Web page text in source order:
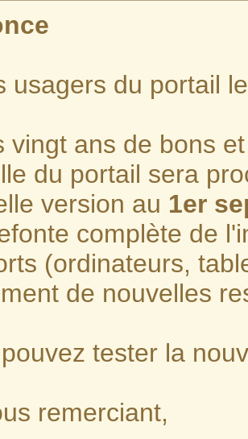
usagers du portail
vingt ans de bons
du portail sera
version au 1er
complète de
(ordinateurs,
de nouvelles
tester la
remerciant,